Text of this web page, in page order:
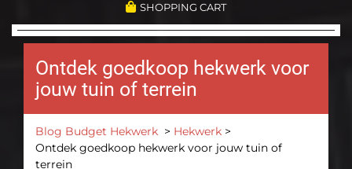
SHOPPING CART
Ontdek goedkoop hekwerk voor
jouw tuin of terrein
Blog Budget Hekwerk > Hekwerk >
Ontdek goedkoop hekwerk voor jouw tuin of
terrein